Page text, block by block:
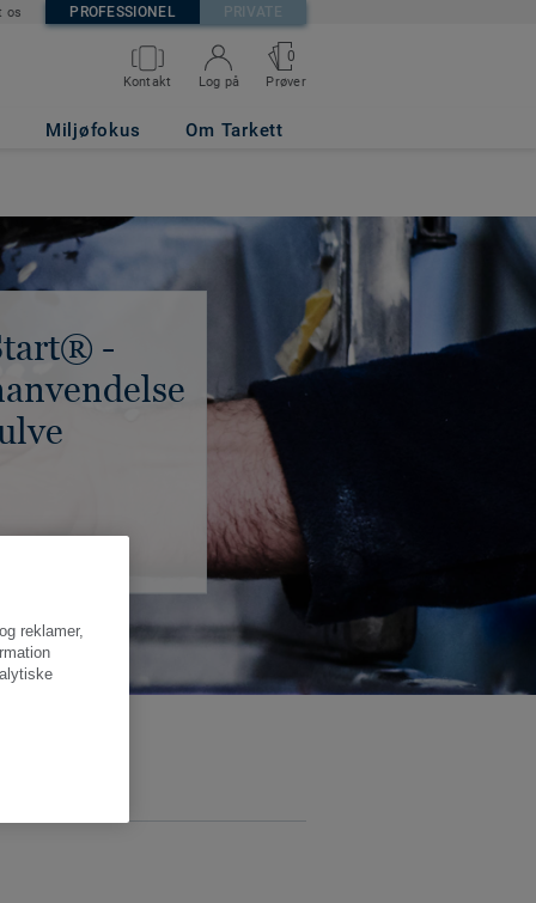
os PROFESSIONEL PRIVATE
Kontakt Log på
0
Prøver
Miljøfokus Om Tarkett
-
reklamer,